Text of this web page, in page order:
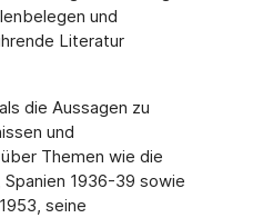
und
Literatur
die Aussagen zu
und
Themen wie die
Spanien 1936-39 sowie
seine